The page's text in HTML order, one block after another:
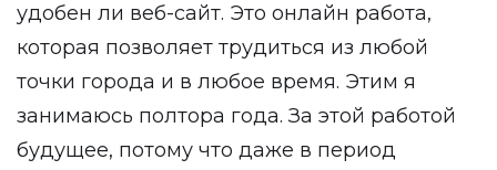
удобен ли веб-сайт. Это онлайн работа,
которая позволяет трудиться из любой
точки города и в любое время. Этим я
занимаюсь полтора года. За этой работой
будущее, потому что даже в период